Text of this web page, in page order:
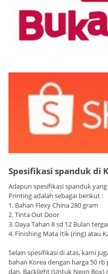
Spesifikasi spanduk di
Adapun spesifikasi spanduk
Printing adalah sebagai berikut :
1. Bahan Flexy China 280 gram
2. Tinta Out Door
3. Daya Tahan 8 sd 12 Bulan
4. Finishing Mata Itik (ring) atau
Selain spesifikasi di atas, kami
bahan Korea dengan harga 50
dan, Backlight (Untuk Neon Box)